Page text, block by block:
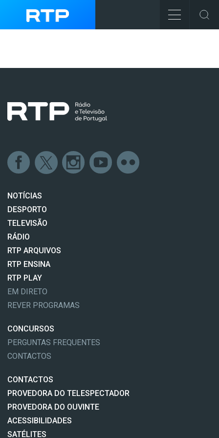
NOTÍCIAS
DESPORTO
TELEVISÃO
RÁDIO
RTP ARQUIVOS
RTP ENSINA
RTP PLAY
EM DIRETO
REVER PROGRAMAS
CONCURSOS
PERGUNTAS FREQUENTES
CONTACTOS
CONTACTOS
PROVEDORA DO TELESPECTADOR
PROVEDORA DO OUVINTE
ACESSIBILIDADES
SATÉLITES